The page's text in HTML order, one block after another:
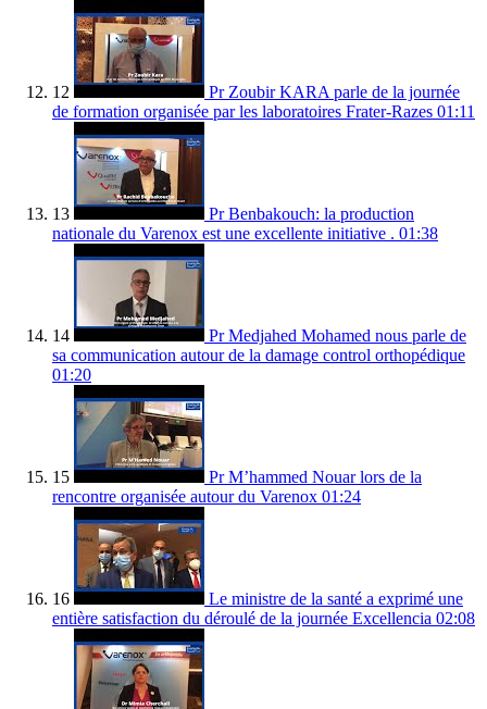
12
Pr Zoubir KARA parle de la journée
de formation organisée par les laboratoires Frater-Razes 01:11
13
Pr Benbakouch: la production
nationale du Varenox est une excellente initiative . 01:38
14
Pr Medjahed Mohamed nous parle de
sa communication autour de la damage control orthopédique
01:20
15
Pr M’hammed Nouar lors de la
rencontre organisée autour du Varenox 01:24
16
Le ministre de la santé a exprimé une
entière satisfaction du déroulé de la journée Excellencia 02:08